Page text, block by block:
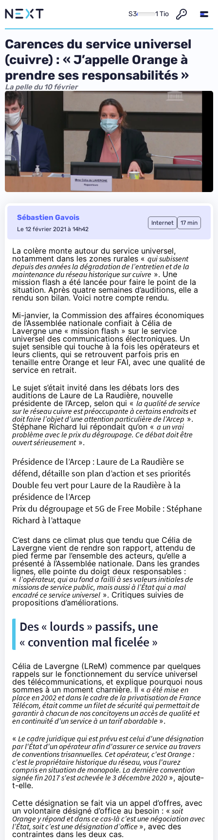
S3 1 Tio
Carences du service universel
(cuivre) : « J’appelle Orange à
prendre ses responsabilités »
La pelle du 10 février
Sébastien Gavois
Le 12 février 2021 à 14h42
Internet 17 min
La colère monte autour du service universel,
notamment dans les zones rurales « qui subissent
depuis des années la dégradation de l’entretien et de la
maintenance du réseau historique sur cuivre ». Une
mission flash a été lancée pour faire le point de la
situation. Après quatre semaines d’auditions, elle a
rendu son bilan. Voici notre compte rendu.
Mi-janvier, la Commission des affaires économiques
de l’Assemblée nationale confiait à Célia de
Lavergne une « mission flash » sur le service
universel des communications électroniques. Un
sujet sensible qui touche à la fois les opérateurs et
leurs clients, qui se retrouvent parfois pris en
tenaille entre Orange et leur FAI, avec une qualité de
service en retrait.
Le sujet s’était invité dans les débats lors des
auditions de Laure de La Raudière, nouvelle
présidente de l’Arcep, selon qui « la qualité de service
sur le réseau cuivre est préoccupante à certains endroits et
doit faire l’objet d’une attention particulière de l’Arcep ».
Stéphane Richard lui répondait qu’on « a un vrai
problème avec le prix du dégroupage. Ce débat doit être
ouvert sérieusement».
Présidence de l’Arcep : Laure de La Raudière se
défend, détaille son plan d’action et ses priorités
Double feu vert pour Laure de la Raudière à la
présidence de l’Arcep
Prix du dégroupage et 5G de Free Mobile : Stéphane
Richard à l’attaque
C’est dans ce climat plus que tendu que Célia de
Lavergne vient de rendre son rapport, attendu de
pied ferme par l’ensemble des acteurs, qu’elle a
présenté à l’Assemblée nationale. Dans les grandes
lignes, elle pointe du doigt deux responsables :
«l’opérateur, qui au fond a failli à ses valeurs initiales de
missions de service public, mais aussi à l’État qui a mal
encadré ce service universel ». Critiques suivies de
propositions d’améliorations.
Des « lourds » passifs, une
« convention mal ficelée »
Célia de Lavergne (LReM) commence par quelques
rappels sur le fonctionnement du service universel
des télécommunications, et explique pourquoi nous
sommes à un moment charnière. Il « a été mise en
place en 2002 et dans le cadre de la privatisation de France
Télécom, était comme un filet de sécurité qui permettait de
garantir à chacun de nos concitoyens un accès de qualité et
en continuité d'un service à un tarif abordable ».
« Le cadre juridique qui est prévu est celui d'une désignation
par l'État d'un opérateur afin d'assurer ce service au travers
de conventions trisannuelles. Cet opérateur, c'est Orange :
c'est le propriétaire historique du réseau, vous l'aurez
compris en situation de monopole. La dernière convention
signée fin 2017 s'est achevée le 3 décembre 2020 », ajoute-
t-elle.
Cette désignation se fait via un appel d’offres, avec
un volontaire désigné d’office au besoin : « soit
Orange y répond et dans ce cas-là c’est une négociation avec
l’État, soit c’est une désignation d’office », avec des
contraintes dans les deux cas.